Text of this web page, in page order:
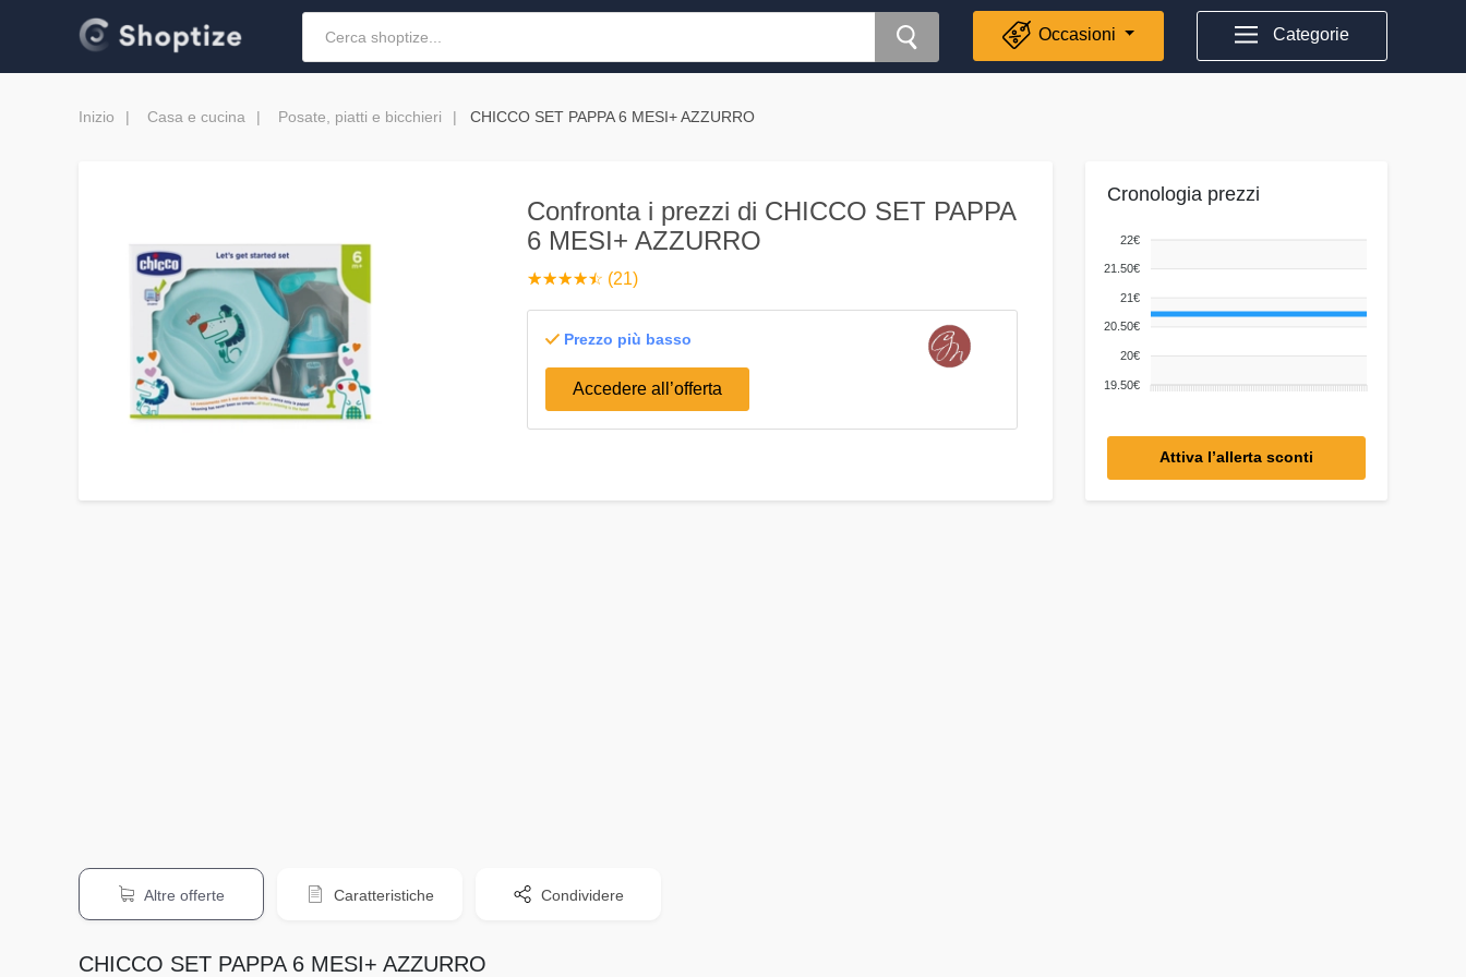
Occasioni Categorie
Inizio Casa e cucina Posate, piatti e bicchieri CHICCO SET PAPPA 6 MESI+ AZZURRO
Confronta i prezzi di CHICCO SET PAPPA
6 MESI+ AZZURRO
☆☆☆☆☆
★★★★★ (21)
Prezzo più basso
Accedere all’offerta
Cronologia prezzi
22€
21.50€
21€
20.50€
20€
19.50€
Attiva l’allerta sconti
Altre offerte Caratteristiche Condividere
CHICCO SET PAPPA 6 MESI+ AZZURRO